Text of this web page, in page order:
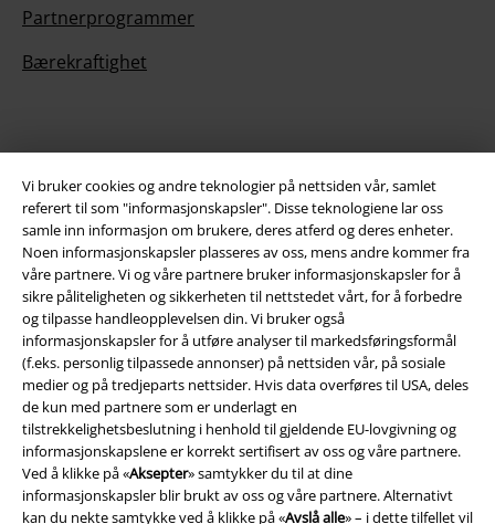
Vi bruker cookies og andre teknologier på nettsiden vår, samlet
referert til som "informasjonskapsler". Disse teknologiene lar oss
samle inn informasjon om brukere, deres atferd og deres enheter.
Noen informasjonskapsler plasseres av oss, mens andre kommer fra
våre partnere. Vi og våre partnere bruker informasjonskapsler for å
sikre påliteligheten og sikkerheten til nettstedet vårt, for å forbedre
og tilpasse handleopplevelsen din. Vi bruker også
informasjonskapsler for å utføre analyser til markedsføringsformål
(f.eks. personlig tilpassede annonser) på nettsiden vår, på sosiale
medier og på tredjeparts nettsider. Hvis data overføres til USA, deles
de kun med partnere som er underlagt en
tilstrekkelighetsbeslutning i henhold til gjeldende EU-lovgivning og
informasjonskapslene er korrekt sertifisert av oss og våre partnere.
Ved å klikke på «Aksepter» samtykker du til at dine
informasjonskapsler blir brukt av oss og våre partnere. Alternativt
kan du nekte samtykke ved å klikke på «Avslå alle» – i dette tilfellet vil
Partnerprogrammer
Bærekraftighet
Community
Betalingsmåter